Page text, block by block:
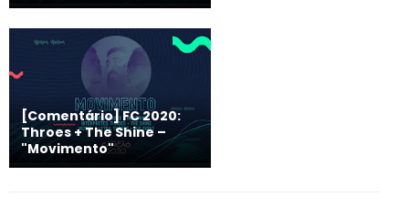
[Comentário] FC 2020:
Throes + The Shine –
"Movimento"